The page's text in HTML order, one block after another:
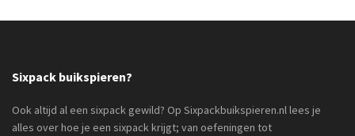
Sixpack buikspieren?
Ook altijd al een sixpack gewild? Op Sixpackbuikspieren.nl lees je
alles over hoe je een sixpack krijgt; van oefeningen tot